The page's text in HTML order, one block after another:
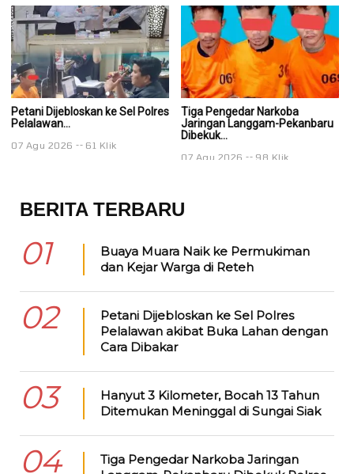
Petani Dijebloskan ke Sel Polres
Pelalawan...
07 Agu 2026 61 Klik
Tiga Pengedar Narkoba
Jaringan Langgam-Pekanbaru
Dibekuk...
07 Agu 2026 98 Klik
BERITA TERBARU
01
Buaya Muara Naik ke Permukiman
dan Kejar Warga di Reteh
02
Petani Dijebloskan ke Sel Polres
Pelalawan akibat Buka Lahan dengan
Cara Dibakar
03
Hanyut 3 Kilometer, Bocah 13 Tahun
Ditemukan Meninggal di Sungai Siak
04
Tiga Pengedar Narkoba Jaringan